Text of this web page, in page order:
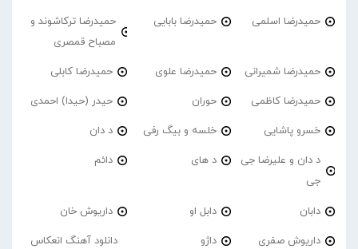
حمیدرضا اسلمی حمیدرضا بابایی
حمیدرضا ترکاشوند و
مصباح قمصری
حمیدرضا شمیرانی حمیدرضا علوی حمیدرضا کابلی
حمیدرضا کاظمی حوران حیدر (حیدا) احمدی
خسرو پاشایی خلسه و بیگ رفی د دان
د دان و علیرضا جی
جی
د های دائم
دابان دابل او داریوش خان
داریوش صفری داژو
دانلود آهنگ انعکاس